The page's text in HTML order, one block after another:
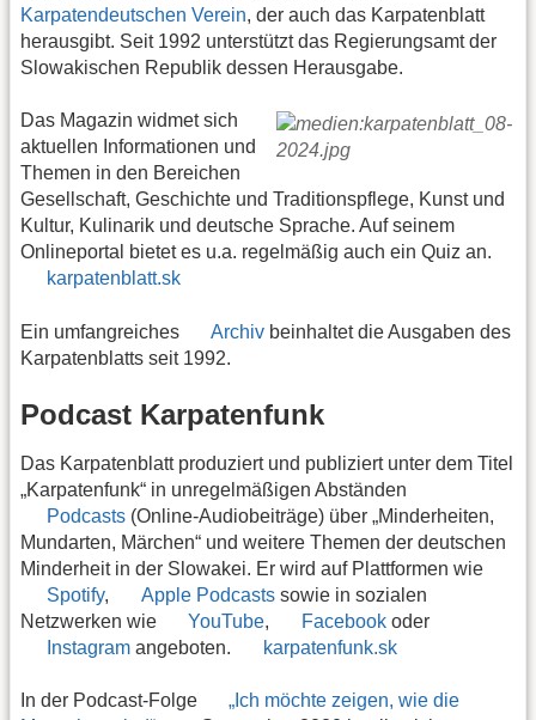
Karpatendeutschen Verein, der auch das Karpatenblatt
herausgibt. Seit 1992 unterstützt das Regierungsamt der
Slowakischen Republik dessen Herausgabe.
Das Magazin widmet sich
aktuellen Informationen und
Themen in den Bereichen
Gesellschaft, Geschichte und Traditionspflege, Kunst und
Kultur, Kulinarik und deutsche Sprache. Auf seinem
Onlineportal bietet es u.a. regelmäßig auch ein Quiz an.
karpatenblatt.sk
Ein umfangreiches Archiv beinhaltet die Ausgaben des
Karpatenblatts seit 1992.
Podcast Karpatenfunk
Das Karpatenblatt produziert und publiziert unter dem Titel
„Karpatenfunk“ in unregelmäßigen Abständen
Podcasts (Online-Audiobeiträge) über „Minderheiten,
Mundarten, Märchen“ und weitere Themen der deutschen
Minderheit in der Slowakei. Er wird auf Plattformen wie
Spotify, Apple Podcastssowie in sozialen
Netzwerken wie
YouTube, Facebookoder
Instagram angeboten. karpatenfunk.sk
In der Podcast-Folge
„Ich möchte zeigen, wie die